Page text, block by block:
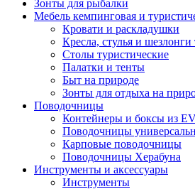
Зонты для рыбалки
Мебель кемпинговая и
Кровати и раскладушки
Кресла, стулья и шезлонги
Столы туристические
Палатки и тенты
Быт на природе
Зонты для отдыха на
Поводочницы
Контейнеры и боксы из
Поводочницы
Карповые поводочницы
Поводочницы Херабуна
Инструменты и аксессуары
Инструменты